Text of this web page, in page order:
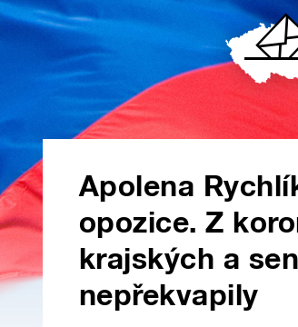
Apolena
opozice. Z
krajských a
nepřekvapily